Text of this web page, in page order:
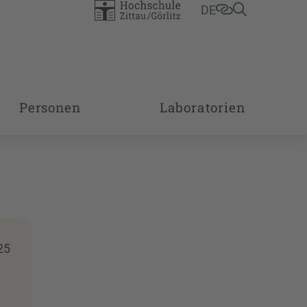
DE
Personen Laboratorien